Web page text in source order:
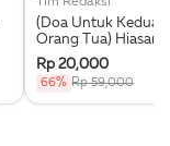
(Doa Untuk Kedua
Orang Tua) Hiasan
Rumah Kumpulan
Doa Sehari-Hari
(Spot Ruangan)
Rp 20,000
66% Rp 59,000